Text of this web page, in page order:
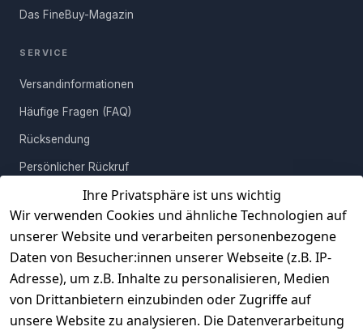
Ihre Privatsphäre ist uns wichtig
Wir verwenden Cookies und ähnliche Technologien auf
unserer Website und verarbeiten personenbezogene
Daten von Besucher:innen unserer Webseite (z.B. IP-
Adresse), um z.B. Inhalte zu personalisieren, Medien
von Drittanbietern einzubinden oder Zugriffe auf
unsere Website zu analysieren. Die Datenverarbeitung
Das FineBuy-Magazin
SERVICE
Versandinformationen
Häufige Fragen (FAQ)
Rücksendung
Persönlicher Rückruf
Erfahrungen
Vertrag widerrufen
INFORMATIONEN
Widerrufsrecht